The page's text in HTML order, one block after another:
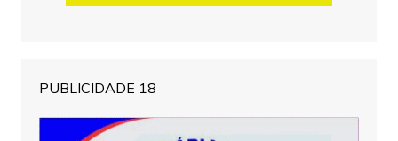
PUBLICIDADE 18